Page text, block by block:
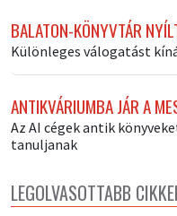
BALATON-KÖNYVTÁR
Különleges válogatást
ANTIKVÁRIUMBA JÁR A
Az AI cégek antik
tanuljanak
LEGOLVASOTTABB